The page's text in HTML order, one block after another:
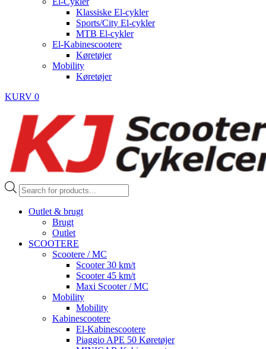
Klassiske El-cykler
Sports/City El-cykler
MTB El-cykler
El-Kabinescootere
Køretøjer
Mobility
Køretøjer
KURV 0
Products
search
Outlet & brugt
Brugt
Outlet
SCOOTERE
Scootere / MC
Scooter 30 km/t
Scooter 45 km/t
Maxi Scooter / MC
Mobility
Mobility
Kabinescootere
El-Kabinescootere
Piaggio APE 50 Køretøjer